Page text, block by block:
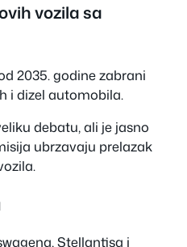
vozila sa
2035. godine zabrani
i dizel automobila.
debatu, ali je jasno
ubrzavaju prelazak
Stellantisa i